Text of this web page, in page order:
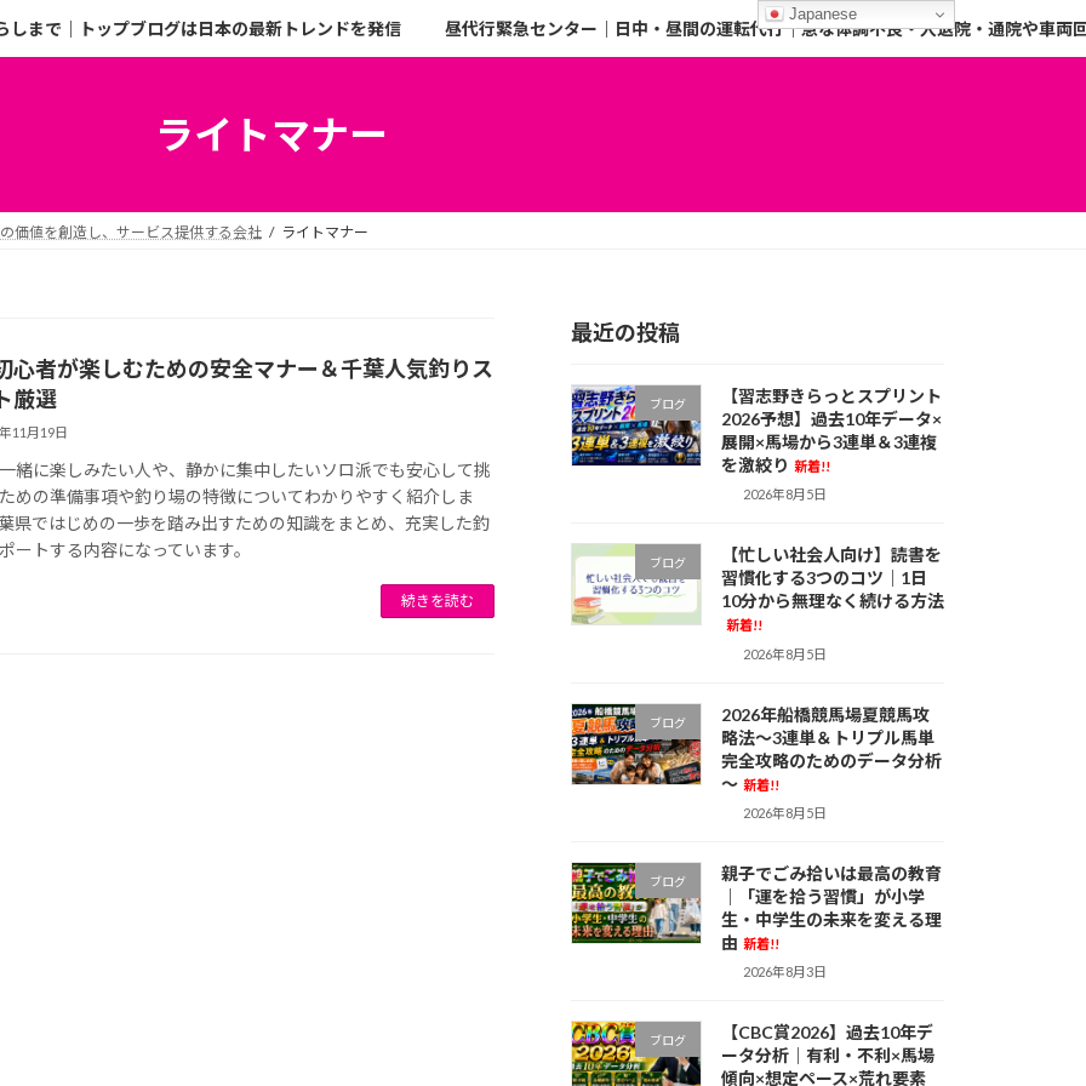
しまで｜トップブログは日本の最新トレンドを発信 昼代行緊急センター｜日中・昼間の運転代行｜急な体調不良・入退院・通院や車両
ライトマナー
価値を創造し、サービス提供する会社 ライトマナー
心者が楽しむための安全マナー＆千葉人気釣りス
厳選
11月19日
緒に楽しみたい人や、静かに集中したいソロ派でも安心して挑
めの準備事項や釣り場の特徴についてわかりやすく紹介しま
県ではじめの一歩を踏み出すための知識をまとめ、充実した釣
ートする内容になっています。
続きを読む
最近の投稿
ブログ
【習志野きらっとスプリント
2026予想】過去10年データ×
展開×馬場から3連単＆3連複
を激絞り 新着!!
2026年8月5日
ブログ
【忙しい社会人向け】読書を
習慣化する3つのコツ｜1日
10分から無理なく続ける方法
新着!!
2026年8月5日
ブログ
2026年船橋競馬場夏競馬攻
略法～3連単＆トリプル馬単
完全攻略のためのデータ分析
～ 新着!!
2026年8月5日
ブログ
親子でごみ拾いは最高の教育
｜「運を拾う習慣」が小学
生・中学生の未来を変える理
由 新着!!
2026年8月3日
ブログ
【CBC賞2026】過去10年デ
ータ分析｜有利・不利×馬場
傾向×想定ペース×荒れ要素
Japanese